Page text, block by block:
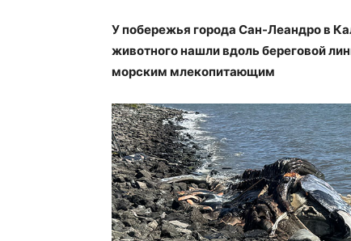
У побережья города Сан-Леандро в
животного нашли вдоль береговой
морским млекопитающим